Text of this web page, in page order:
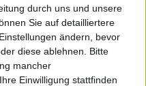
durch uns und unsere
Sie auf detailliertere
ändern, bevor
diese ablehnen.
Bitte
mancher
Einwilligung stattfinden